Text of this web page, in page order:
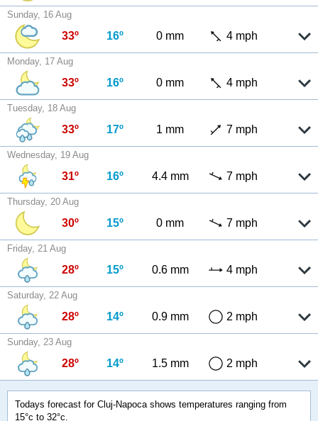
Sunday, 16 Aug
33º 16º 0 mm 4 mph
Monday, 17 Aug
33º 16º 0 mm 4 mph
Tuesday, 18 Aug
33º 17º 1 mm 7 mph
Wednesday, 19 Aug
31º 16º 4.4 mm 7 mph
Thursday, 20 Aug
30º 15º 0 mm 7 mph
Friday, 21 Aug
28º 15º 0.6 mm 4 mph
Saturday, 22 Aug
28º 14º 0.9 mm 2 mph
Sunday, 23 Aug
28º 14º 1.5 mm 2 mph
Todays forecast for Cluj-Napoca shows temperatures ranging from
15°c to 32°c.